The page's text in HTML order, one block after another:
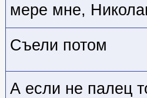
мере мне,
Съели потом
А если не палец